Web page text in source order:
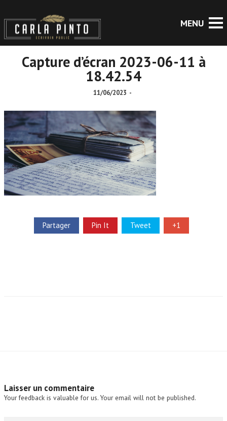
Capture d’écran 2023-06-11 à
18.42.54
11/06/2023 -
Partager Pin It Tweet +1
Laisser un commentaire
Your feedback is valuable for us. Your email will not be published.